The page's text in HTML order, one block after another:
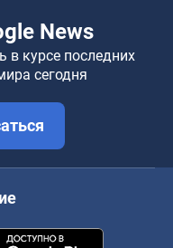
News
в курсе последних
сегодня